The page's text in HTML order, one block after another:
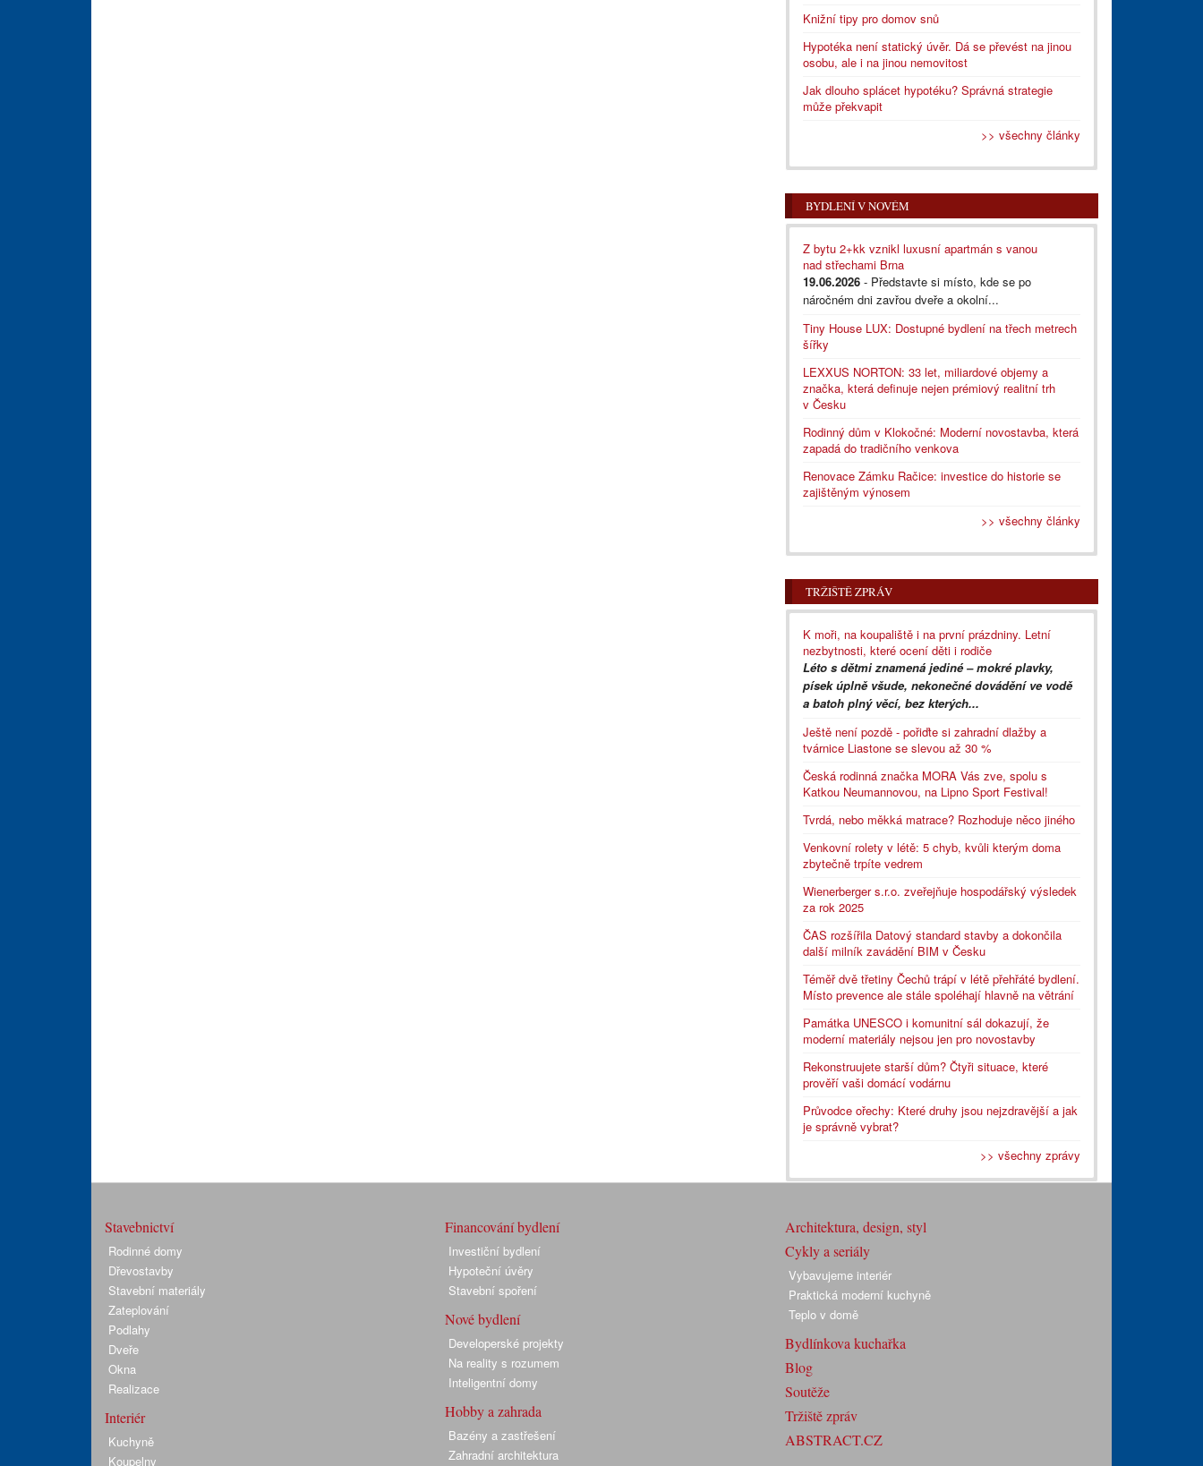
Knižní tipy pro domov snů
Hypotéka není statický úvěr. Dá se převést na jinou
osobu, ale i na jinou nemovitost
Jak dlouho splácet hypotéku? Správná strategie
může překvapit
>> všechny články
BYDLENÍ V NOVÉM
Z bytu 2+kk vznikl luxusní apartmán s vanou
nad střechami Brna
19.06.2026 - Představte si místo, kde se po
náročném dni zavřou dveře a okolní...
Tiny House LUX: Dostupné bydlení na třech metrech
šířky
LEXXUS NORTON: 33 let, miliardové objemy a
značka, která definuje nejen prémiový realitní trh
v Česku
Rodinný dům v Klokočné: Moderní novostavba, která
zapadá do tradičního venkova
Renovace Zámku Račice: investice do historie se
zajištěným výnosem
>> všechny články
TRŽIŠTĚ ZPRÁV
K moři, na koupaliště i na první prázdniny. Letní
nezbytnosti, které ocení děti i rodiče
Léto s dětmi znamená jediné – mokré plavky,
písek úplně všude, nekonečné dovádění ve vodě
a batoh plný věcí, bez kterých...
Ještě není pozdě - pořiďte si zahradní dlažby a
tvárnice Liastone se slevou až 30 %
Česká rodinná značka MORA Vás zve, spolu s
Katkou Neumannovou, na Lipno Sport Festival!
Tvrdá, nebo měkká matrace? Rozhoduje něco jiného
Venkovní rolety v létě: 5 chyb, kvůli kterým doma
zbytečně trpíte vedrem
Wienerberger s.r.o. zveřejňuje hospodářský výsledek
za rok 2025
ČAS rozšířila Datový standard stavby a dokončila
další milník zavádění BIM v Česku
Téměř dvě třetiny Čechů trápí v létě přehřáté bydlení.
Místo prevence ale stále spoléhají hlavně na větrání
Památka UNESCO i komunitní sál dokazují, že
moderní materiály nejsou jen pro novostavby
Rekonstruujete starší dům? Čtyři situace, které
prověří vaši domácí vodárnu
Průvodce ořechy: Které druhy jsou nejzdravější a jak
je správně vybrat?
>> všechny zprávy
Stavebnictví
Rodinné domy
Dřevostavby
Stavební materiály
Zateplování
Podlahy
Dveře
Okna
Realizace
Interiér
Kuchyně
Koupelny
Financování bydlení
Investiční bydlení
Hypoteční úvěry
Stavební spoření
Nové bydlení
Developerské projekty
Na reality s rozumem
Inteligentní domy
Hobby a zahrada
Bazény a zastřešení
Zahradní architektura
Architektura, design, styl
Cykly a seriály
Vybavujeme interiér
Praktická moderní kuchyně
Teplo v domě
Bydlínkova kuchařka
Blog
Soutěže
Tržiště zpráv
ABSTRACT.CZ